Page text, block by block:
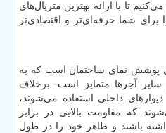
تا با ارائه بهترین متریال‌های
شما حرفه‌ای‌تر و اقتصادی‌تر
پوشش نمای ساختمان است که به
آجرها متمایز است. برخلاف
داخلی استفاده می‌شوند،
که مقاومت بالایی در برابر
باشند و ظاهر خود را در طول